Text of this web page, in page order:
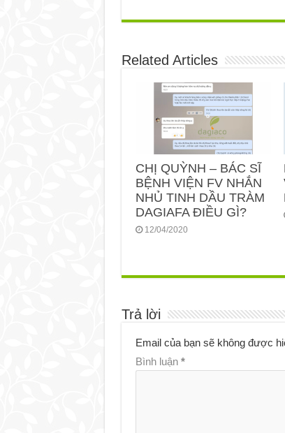
Related Articles
CHỊ QUỲNH – BÁC SĨ
BỆNH VIỆN FV NHẮN
NHỦ TINH DẦU TRÀM
DAGIAFA ĐIỀU GÌ?
12/04/2020
Trả lời
Email của bạn sẽ không được
Bình luận *